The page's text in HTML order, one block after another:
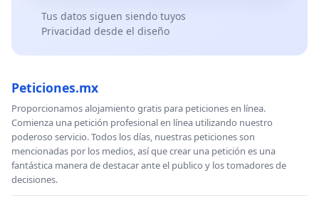
Tus datos siguen siendo tuyos
Privacidad desde el diseño
Peticiones.mx
Proporcionamos alojamiento gratis para peticiones en línea.
Comienza una petición profesional en línea utilizando nuestro
poderoso servicio. Todos los días, nuestras peticiones son
mencionadas por los medios, así que crear una petición es una
fantástica manera de destacar ante el publico y los tomadores de
decisiones.